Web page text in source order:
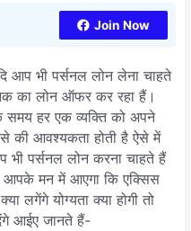
Join Now
आप भी पर्सनल लोन लेना चाहते
का लोन ऑफर कर रहा हैं।
हर एक व्यक्ति को अपने
की आवश्यकता होती है ऐसे में
पर्सनल लोन करना चाहते हैं
मन में आएगा कि एक्सिस
लगेंगे योग्यता क्या होगी तो
आईए जानते हैं-